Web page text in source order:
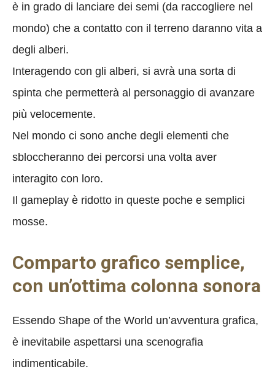
è in grado di lanciare dei semi (da raccogliere nel
mondo) che a contatto con il terreno daranno vita a
degli alberi.
Interagendo con gli alberi, si avrà una sorta di
spinta che permetterà al personaggio di avanzare
più velocemente.
Nel mondo ci sono anche degli elementi che
sbloccheranno dei percorsi una volta aver
interagito con loro.
Il gameplay è ridotto in queste poche e semplici
mosse.
Comparto grafico semplice,
con un’ottima colonna sonora
Essendo Shape of the World un’avventura grafica,
è inevitabile aspettarsi una scenografia
indimenticabile.